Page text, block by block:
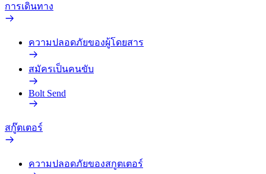
การเดินทาง
ความปลอดภัยของผู้โดยสาร
สมัครเป็นคนขับ
Bolt Send
สกู๊ตเตอร์
ความปลอดภัยของสกูตเตอร์